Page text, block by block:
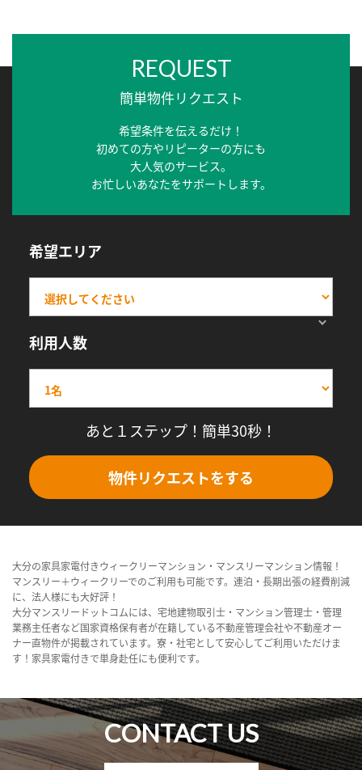
REQUEST
簡単物件リクエスト
希望条件を伝えるだけ！
初めての方やリピーターの方にも
大人気のサービス。
お忙しいあなたをサポートします。
希望エリア
利用人数
あと１ステップ！簡単30秒！
物件リクエストをする
大分の家具家電付きウィークリーマンション・マンスリーマンション情報！
マンスリー＋ウィークリーでのご利用も可能です。連泊・長期出張の経費削減
に、法人様にも大好評！
大分マンスリードットコムには、宅地建物取引士・マンション管理士・管理
業務主任者など国家資格保有者が在籍している不動産管理会社や不動産オー
ナー直物件が掲載されています。寮・社宅として安心してご利用いただけま
す！家具家電付きで単身赴任にも便利です。
CONTACT US